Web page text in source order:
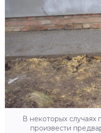
В некоторых случаях
произвести